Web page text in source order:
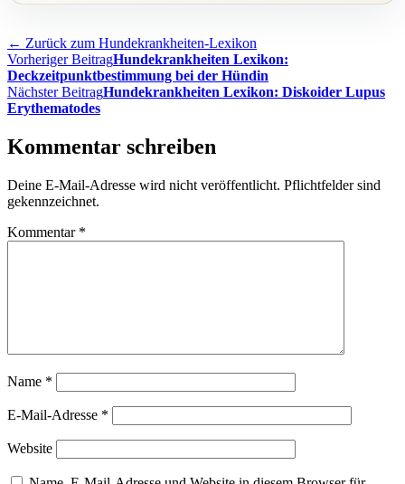
← Zurück zum Hundekrankheiten-Lexikon
Beitragsnavigation
Vorheriger BeitragHundekrankheiten Lexikon:
Deckzeitpunktbestimmung bei der Hündin
Nächster BeitragHundekrankheiten Lexikon: Diskoider Lupus
Erythematodes
Kommentar schreiben
Deine E-Mail-Adresse wird nicht veröffentlicht. Pflichtfelder sind
gekennzeichnet.
Kommentar *
Name *
E-Mail-Adresse *
Website